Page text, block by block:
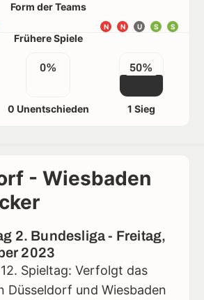
Form der Teams
S
S
U
N
N
Frühere Spiele
0%
0 Unentschieden
50%
1 Sieg
- Wiesbaden
2. Bundesliga - Freitag,
2023
Spieltag: Verfolgt das
Düsseldorf und Wiesbaden